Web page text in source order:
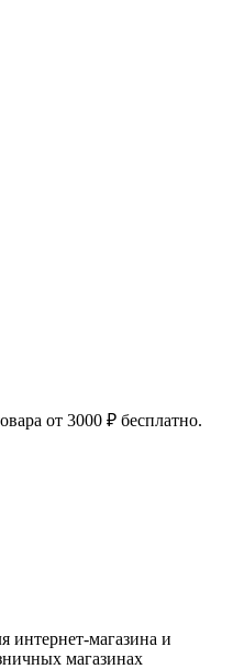
от 3000 ₽ бесплатно.
интернет-магазина и
магазинах